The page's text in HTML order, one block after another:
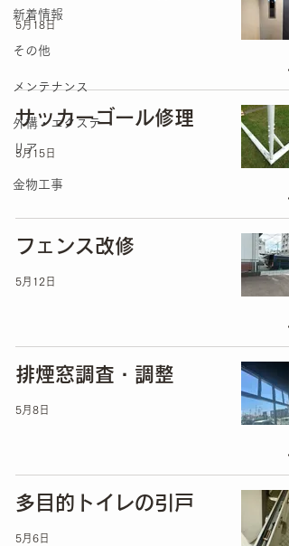
新着情報
その他
メンテナンス
外構・エクステ
リア
金物工事
5月18日
サッカーゴール修理
5月15日
フェンス改修
5月12日
排煙窓調査・調整
5月8日
多目的トイレの引戸
5月6日